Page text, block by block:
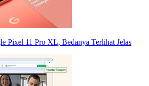
Pixel 11 Pro XL, Bedanya Terlihat Jelas